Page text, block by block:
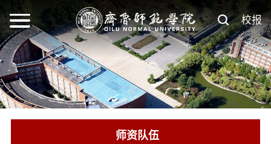
校报
师资队伍